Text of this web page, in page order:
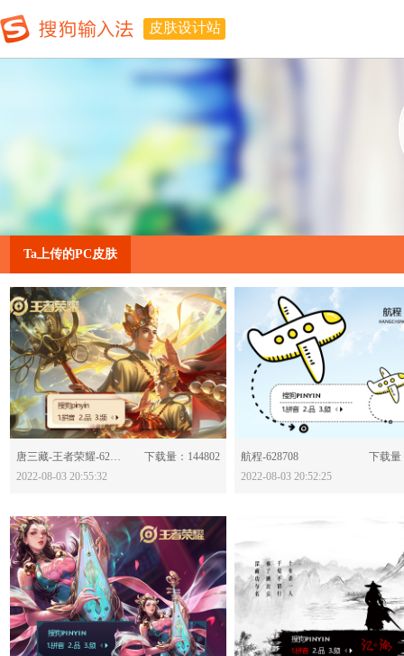
皮肤设计站
Ta上传的PC皮肤
分享：
唐三藏-王者荣耀-628714
下载量：144802
2022-08-03 20:55:32
航程-628708
下载量
2022-08-03 20:52:25